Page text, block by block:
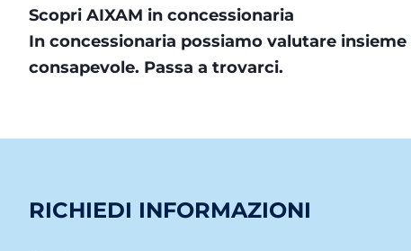
Scopri AIXAM in concessionaria
In concessionaria possiamo valutare
consapevole. Passa a trovarci.
RICHIEDI INFORMAZIONI